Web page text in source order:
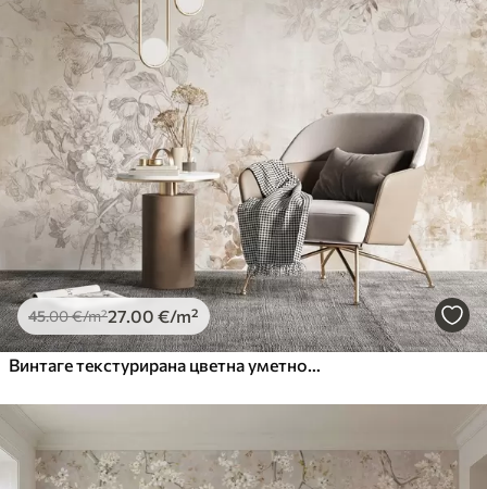
45 27.00 /m²
Premium
56.6734.00€ /m²
Premium Vinil
65 .0039.00€/m²
Peel and Stick
81.6749.00€/m²
45.00€/m²27.00 €/m²
Винтаге текстурирана цветна уметност са илустрацијама нежног баштенског цвећа и лишћа у стилу цртања, меки пастелни беж и сепија тонови